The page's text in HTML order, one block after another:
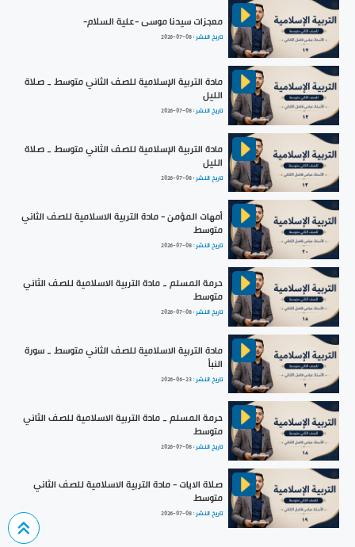
معجزات سيدنا موسى -علية السلام-
تاريخ النشر :2026-07-08
مادة التربية الإسلامية للصف الثاني متوسط _ صلاة
الليل
تاريخ النشر :2026-07-08
مادة التربية الإسلامية للصف الثاني متوسط _ صلاة
الليل
تاريخ النشر :2026-07-08
أمهات المؤمن - مادة التربية الاسلامية للصف الثاني
متوسط
تاريخ النشر :2026-07-08
حرمة المسلم _ مادة التربية الاسلامية للصف الثاني
متوسط
تاريخ النشر :2026-07-08
مادة التربية الاسلامية للصف الثاني متوسط _ سورة
النبأ
تاريخ النشر :2026-06-23
حرمة المسلم _ مادة التربية الاسلامية للصف الثاني
متوسط
تاريخ النشر :2026-07-08
صلاة الايات - مادة التربية الاسلامية للصف الثاني
متوسط
تاريخ النشر :2026-07-08